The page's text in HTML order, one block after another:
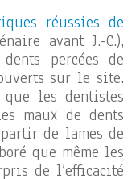
réussies de
avant J.-C.),
percées de
sur le site.
que les dentistes
maux de dents
de lames de
que même les
de l’efficacité